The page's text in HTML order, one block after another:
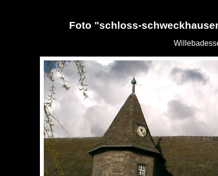
Foto "schloss-